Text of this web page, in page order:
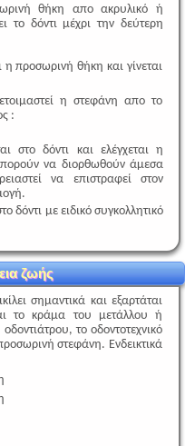
θήκη απο ακρυλικό ή
το δόντι μέχρι την δεύτερη
προσωρινή θήκη και γίνεται
η στεφάνη απο το
:
στο δόντι και ελέγχεται η
να διορθωθούν άμεσα
να επιστραφεί στον
δόντι με ειδικό συγκολλητικό
ζωής
σημαντικά και εξαρτάται
το κράμα του μετάλλου ή
το οδοντοτεχνικό
στεφάνη. Ενδεικτικά